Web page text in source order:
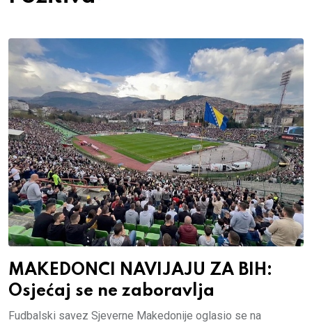
MAKEDONCI NAVIJAJU ZA BIH:
Osjećaj se ne zaboravlja
Fudbalski savez Sjeverne Makedonije oglasio se na